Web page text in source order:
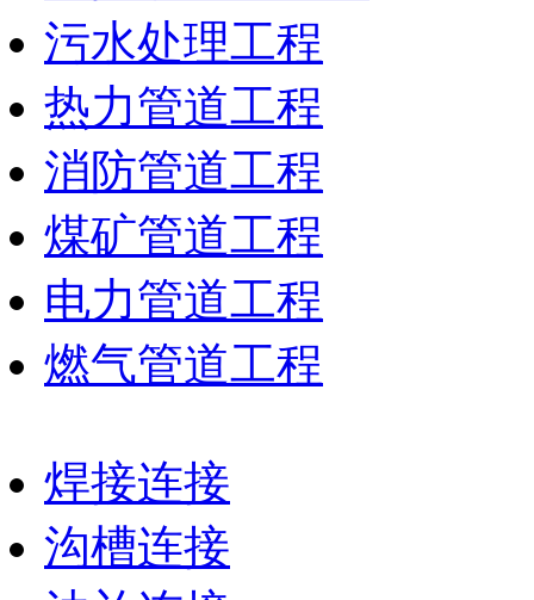
污水处理工程
热力管道工程
消防管道工程
煤矿管道工程
电力管道工程
燃气管道工程
焊接连接
沟槽连接